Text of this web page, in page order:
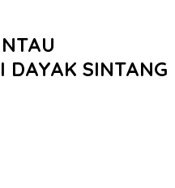
DAYAK SINTANG